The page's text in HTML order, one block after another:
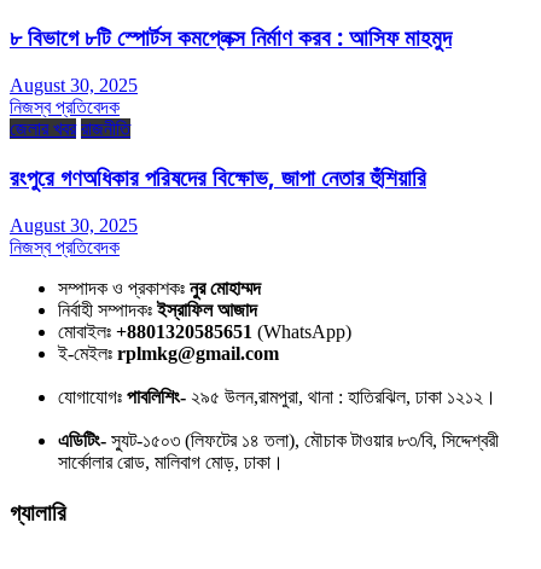
৮ বিভাগে ৮টি স্পোর্টস কমপ্লেক্স নির্মাণ করব : আসিফ মাহমুদ
August 30, 2025
নিজস্ব প্রতিবেদক
জেলার খবর রাজনীতি
রংপুরে গণঅধিকার পরিষদের বিক্ষোভ, জাপা নেতার হুঁশিয়ারি
August 30, 2025
নিজস্ব প্রতিবেদক
সম্পাদক ও প্রকাশকঃ নুর মোহাম্মদ
নির্বাহী সম্পাদকঃইস্রাফিল আজাদ
মোবাইলঃ +8801320585651 (WhatsApp)
ই-মেইলঃ rplmkg@gmail.com
যোগাযোগঃ পাবলিশিং- ২৯৫ উলন,রামপুরা, থানা : হাতিরঝিল, ঢাকা ১২১২।
এডিটিং- স্যুট-১৫০৩ (লিফটের ১৪ তলা), মৌচাক টাওয়ার ৮৩/বি, সিদ্দেশ্বরী
সার্কোলার রোড, মালিবাগ মোড়, ঢাকা।
গ্যালারি